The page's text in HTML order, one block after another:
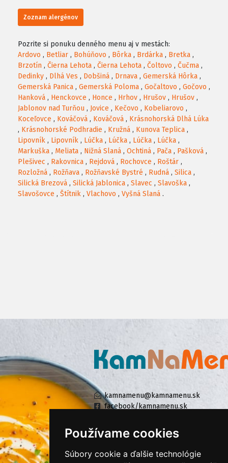
Používame cookies
Súbory cookie a ďalšie technológie
Zoznam alergénov
Pozrite si ponuku denného menu aj v mestách:
Ardovo , Betliar , Bohúňovo , Bôrka , Brdárka , Bretka ,
Brzotín , Čierna Lehota , Čierna Lehota , Čoltovo , Čučma ,
Dedinky , Dlhá Ves , Dobšiná , Drnava , Gemerská Hôrka ,
Gemerská Panica , Gemerská Poloma , Gočaltovo , Gočovo ,
Hanková , Henckovce , Honce , Hrhov , Hrušov , Hrušov ,
Jablonov nad Turňou , Jovice , Kečovo , Kobeliarovo ,
Koceľovce , Kováčová , Kováčová , Krásnohorská Dlhá Lúka
, Krásnohorské Podhradie , Kružná , Kunova Teplica ,
Lipovník , Lipovník , Lúčka , Lúčka , Lúčka , Lúčka ,
Markuška , Meliata , Nižná Slaná , Ochtiná , Pača , Pašková ,
Plešivec , Rakovnica , Rejdová , Rochovce , Roštár ,
Rozložná , Rožňava , Rožňavské Bystré , Rudná , Silica ,
Silická Brezová , Silická Jablonica , Slavec , Slavoška ,
Slavošovce , Štítnik , Vlachovo , Vyšná Slaná .
kamnamenu@kamnamenu.sk
facebook/kamnamenu.sk
KONTAKTUJTE NÁS